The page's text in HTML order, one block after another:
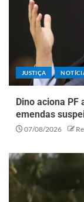
JUSTIÇA
Dino aciona PF
emendas
07/08/2026